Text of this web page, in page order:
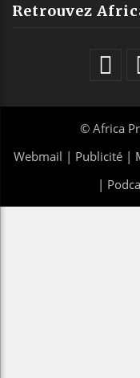
Retrouvez
© Africa
Webmail | Publicité |
|